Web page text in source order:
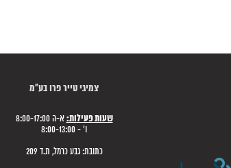
צמיגי טייר פרו בע"מ
שעות פעילות: א-ה 8:00-17:00
ו' - 8:00-13:00
כתובת: גבע כרמל, ת.ד 209